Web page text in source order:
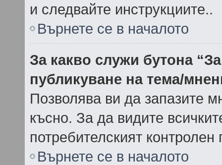
и следвайте инструкциите..
Върнете се в началото
За какво служи бутона
публикуване на тема/
Позволява ви да запазите
късно. За да видите
потребителският контролен
Върнете се в началото